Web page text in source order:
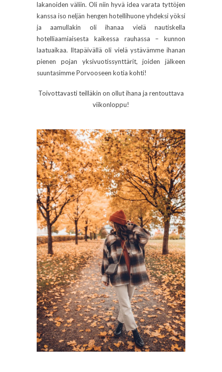
lakanoiden väliin. Oli niin hyvä idea varata tyttöjen
kanssa iso neljän hengen hotellihuone yhdeksi yöksi
ja aamullakin oli ihanaa vielä nautiskella
hotelliaamiaisesta kaikessa rauhassa – kunnon
laatuaikaa. Iltapäivällä oli vielä ystävämme ihanan
pienen pojan yksivuotissynttärit, joiden jälkeen
suuntasimme Porvooseen kotia kohti!
Toivottavasti teilläkin on ollut ihana ja rentouttava
viikonloppu!